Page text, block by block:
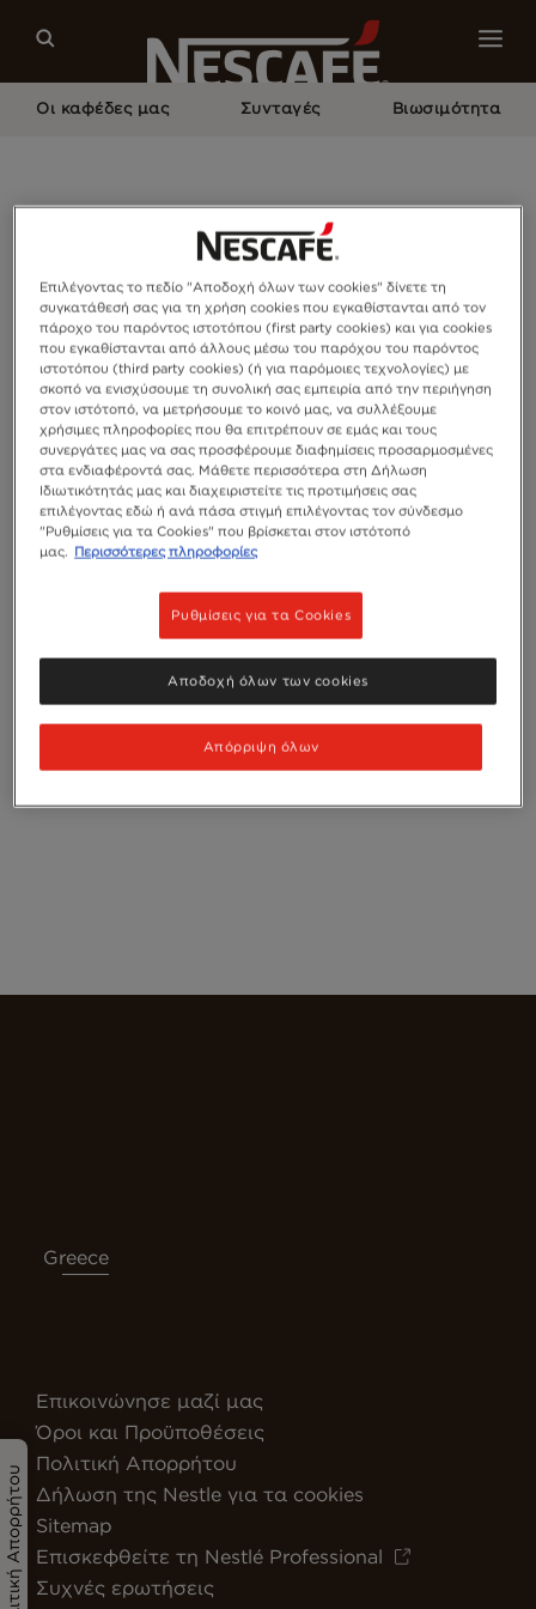
Οι καφέδες μας Συνταγές Βιωσιμότητα
Πολιτική Απορρήτου
Greece
Επικοινώνησε μαζί μας
Όροι και Προϋποθέσεις
Πολιτική Απορρήτου
Δήλωση της Nestle για τα cookies
Sitemap
Επισκεφθείτε τη Nestlé Professional
Συχνές ερωτήσεις
Επιλέγοντας το πεδίο "Αποδοχή όλων των cookies" δίνετε τη
συγκατάθεσή σας για τη χρήση cookies που εγκαθίστανται από τον
πάροχο του παρόντος ιστοτόπου (first party cookies) και για cookies
που εγκαθίστανται από άλλους μέσω του παρόχου του παρόντος
ιστοτόπου (third party cookies) (ή για παρόμοιες τεχνολογίες) με
σκοπό να ενισχύσουμε τη συνολική σας εμπειρία από την περιήγηση
στον ιστότοπό, να μετρήσουμε το κοινό μας, να συλλέξουμε
χρήσιμες πληροφορίες που θα επιτρέπουν σε εμάς και τους
συνεργάτες μας να σας προσφέρουμε διαφημίσεις προσαρμοσμένες
στα ενδιαφέροντά σας. Μάθετε περισσότερα στη Δήλωση
Ιδιωτικότητάς μας και διαχειριστείτε τις προτιμήσεις σας
επιλέγοντας εδώ ή ανά πάσα στιγμή επιλέγοντας τον σύνδεσμο
"Ρυθμίσεις για τα Cookies" που βρίσκεται στον ιστότοπό
μας. Περισσότερες πληροφορίες
Ρυθμίσεις για τα Cookies
Απόρριψη όλων
Αποδοχή όλων των cookies